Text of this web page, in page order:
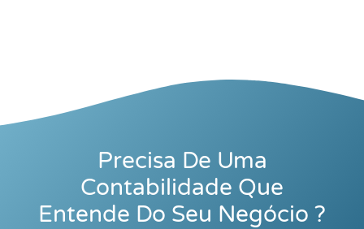
Precisa De Uma
Contabilidade Que
Entende Do Seu Negócio ?